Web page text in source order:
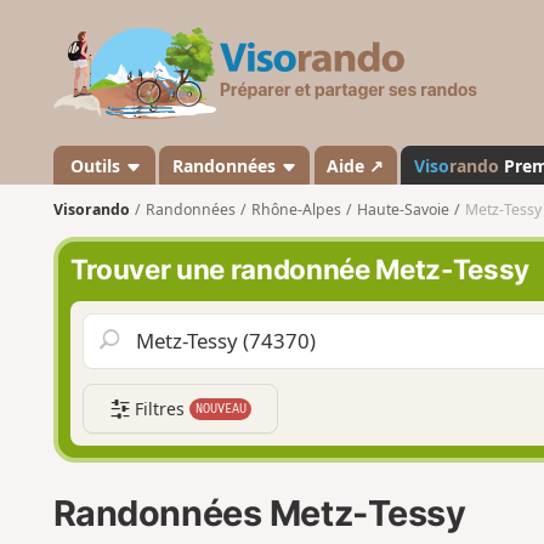
s
a
n
d
o
Outils Randonnées Aide ↗ Visorando
Visorando Randonnées Rhône-Alpes Haute-Savoie Metz-Tessy
Trouver une randonnée Metz-Tessy
Filtres NOUVEAU
Randonnées Metz-Tessy